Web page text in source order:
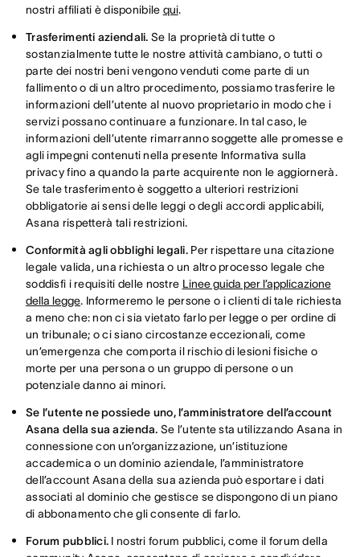
nostri affiliati è disponibile qui.
Trasferimenti aziendali. Se la proprietà di tutte o
sostanzialmente tutte le nostre attività cambiano, o tutti o
parte dei nostri beni vengono venduti come parte di un
fallimento o di un altro procedimento, possiamo trasferire le
informazioni dell’utente al nuovo proprietario in modo che i
servizi possano continuare a funzionare. In tal caso, le
informazioni dell’utente rimarranno soggette alle promesse e
agli impegni contenuti nella presente Informativa sulla
privacy fino a quando la parte acquirente non le aggiornerà.
Se tale trasferimento è soggetto a ulteriori restrizioni
obbligatorie ai sensi delle leggi o degli accordi applicabili,
Asana rispetterà tali restrizioni.
Conformità agli obblighi legali.Per rispettare una citazione
legale valida, una richiesta o un altro processo legale che
soddisfi i requisiti delle nostre Linee guida per l’applicazione
della legge. Informeremo le persone o i clienti di tale richiesta
a meno che: non ci sia vietato farlo per legge o per ordine di
un tribunale; o ci siano circostanze eccezionali, come
un’emergenza che comporta il rischio di lesioni fisiche o
morte per una persona o un gruppo di persone o un
potenziale danno ai minori.
Se l’utente ne possiede uno, l’amministratore dell’account
Asana della sua azienda. Se l’utente sta utilizzando Asana in
connessione con un’organizzazione, un’istituzione
accademica o un dominio aziendale, l’amministratore
dell’account Asana della sua azienda può esportare i dati
associati al dominio che gestisce se dispongono di un piano
di abbonamento che gli consente di farlo.
Forum pubblici. I nostri forum pubblici, come il forum della